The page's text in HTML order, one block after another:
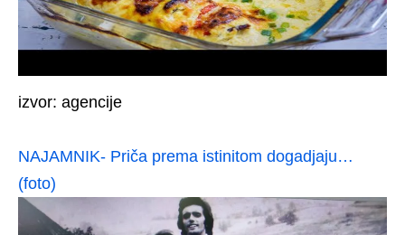
izvor: agencije
NAJAMNIK- Priča prema istinitom dogadjaju…
(foto)